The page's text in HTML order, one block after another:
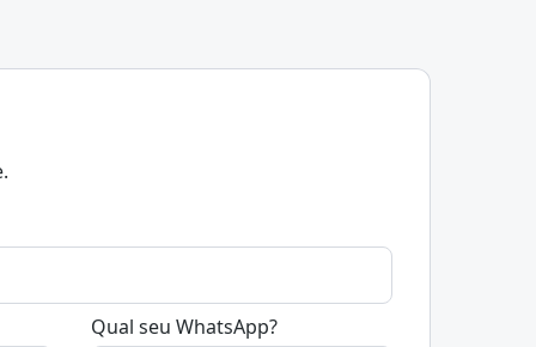
Qual seu WhatsApp?